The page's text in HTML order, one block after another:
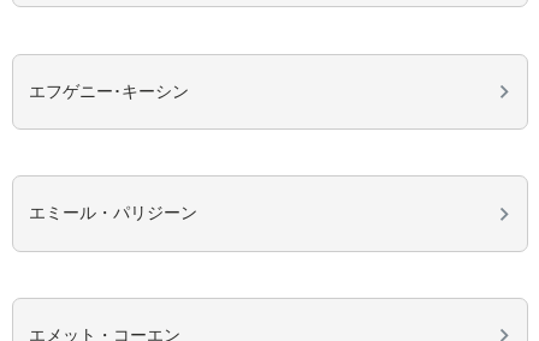
エフゲニー･キーシン
エミール・パリジーン
エメット・コーエン